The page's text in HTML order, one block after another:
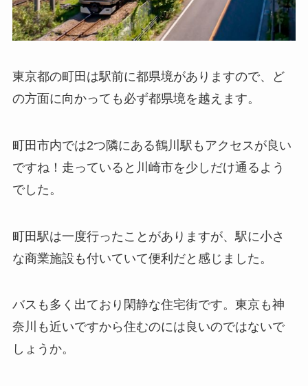
東京都の町田は駅前に都県境がありますので、
ど
の方面に向かっても必ず都県境を越えます。
町田市内では2つ隣にある鶴川駅もアクセスが良い
ですね！ 走っていると川崎市を少しだけ通るよう
でした。
町田駅は一度行ったことがありますが、 駅に小さ
な商業施設も付いていて便利だと感じました。
バスも多く出ており閑静な住宅街です。 東京も神
奈川も近いですから住むのには良いのではないで
しょうか。